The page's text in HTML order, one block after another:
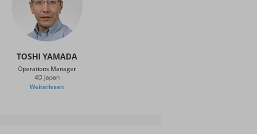
TOSHI YAMADA
Operations Manager
4D Japan
Weiterlesen